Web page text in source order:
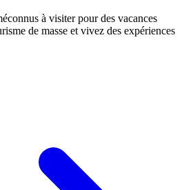
à visiter pour des vacances
de masse et vivez des expériences